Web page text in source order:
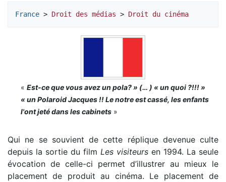
France > Droit des médias > Droit du cinéma
« Est-ce que vous avez un pola? » (… ) « un quoi ?!!! »
« un Polaroid Jacques !! Le notre est cassé, les enfants
l'ont jeté dans les cabinets»
Qui ne se souvient de cette réplique devenue culte
depuis la sortie du film Les visiteurs en 1994. La seule
évocation de celle-ci permet d’illustrer au mieux le
placement de produit au cinéma. Le placement de